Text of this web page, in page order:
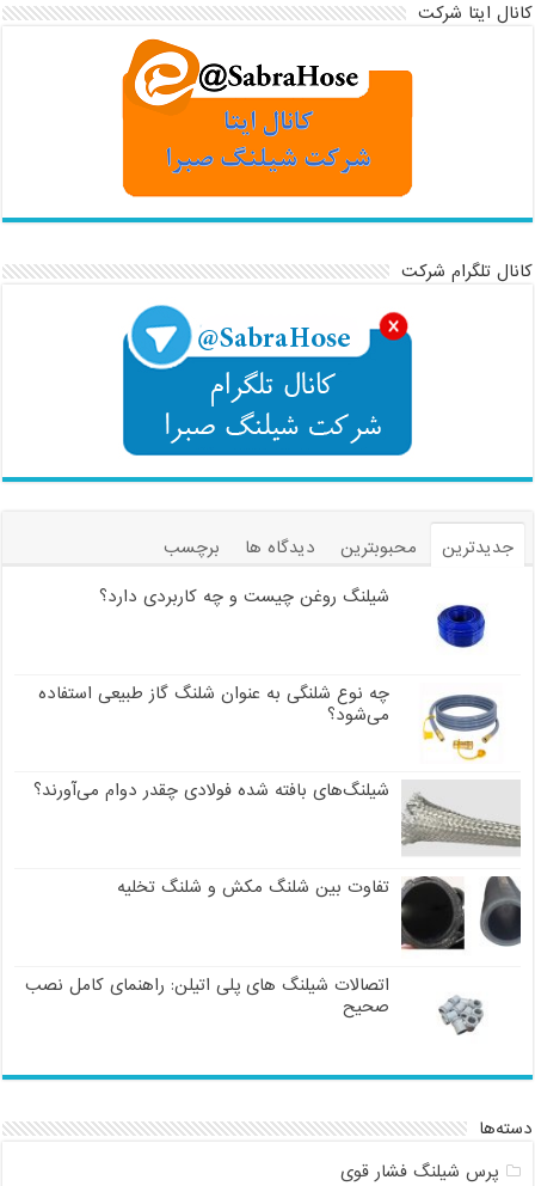
کانال ایتا شرکت
کانال تلگرام شرکت
جدیدترین محبوبترین دیدگاه ها
برچسب
شیلنگ روغن چیست و چه کاربردی دارد؟
چه نوع شلنگی به عنوان شلنگ گاز طبیعی استفاده
می‌شود؟
شیلنگ‌های بافته شده فولادی چقدر دوام می‌آورند؟
تفاوت بین شلنگ مکش و شلنگ تخلیه
اتصالات شیلنگ های پلی اتیلن: راهنمای کامل نصب
صحیح
دسته‌ها
پرس شیلنگ فشار قوی